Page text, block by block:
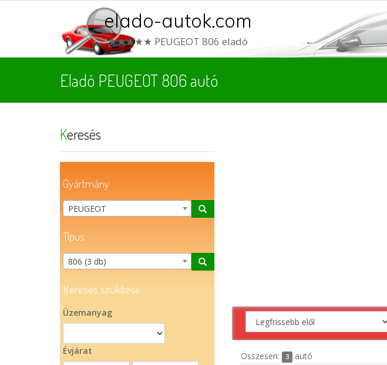
elado-autok.com
★★★★★ PEUGEOT 806 eladó
Eladó PEUGEOT 806 autó
Keresés
Gyártmány
PEUGEOT
Típus
806 (3 db)
Keresés szűkítése
Üzemanyag
Évjárat Összesen: 3
autó